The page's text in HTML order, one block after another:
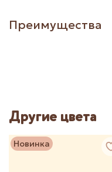
Преимущества
Другие цвета
Новинка